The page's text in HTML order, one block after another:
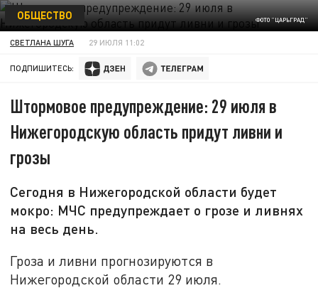
ФОТО "ЦАРЬГРАД"
ОБЩЕСТВО
СВЕТЛАНА ШУГА 29 ИЮЛЯ 11:02
ПОДПИШИТЕСЬ:
Штормовое предупреждение: 29 июля в
Нижегородскую область придут ливни и
грозы
Сегодня в Нижегородской области будет
мокро: МЧС предупреждает о грозе и ливнях
на весь день.
Гроза и ливни прогнозируются в
Нижегородской области 29 июля.